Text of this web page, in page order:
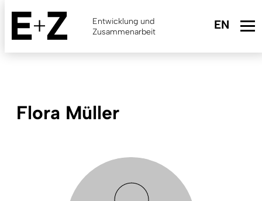
Skip
main
content
Entwicklung und
Zusammenarbeit
Flora Müller